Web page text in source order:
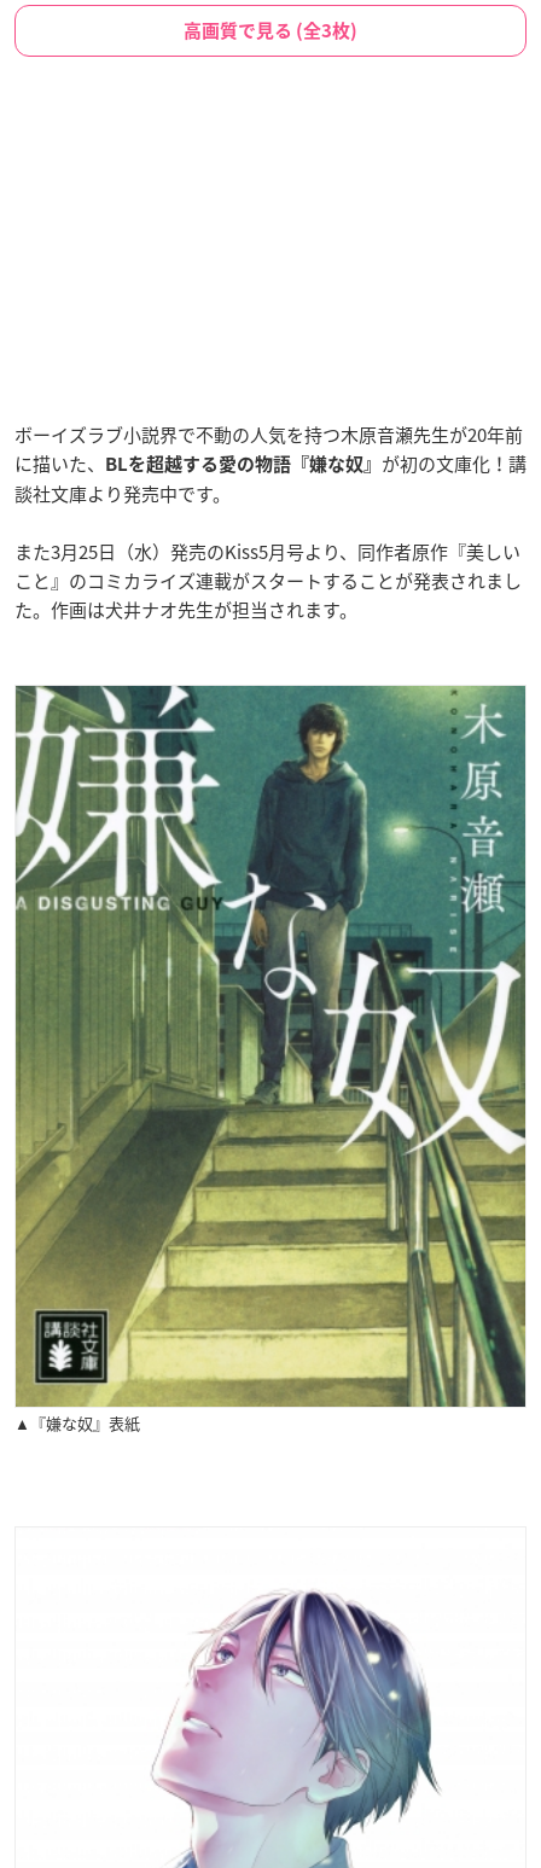
高画質で見る (全3枚)
ボーイズラブ小説界で不動の人気を持つ木原音瀬先生が20年前
に描いた、
BLを超越する愛の物語『嫌な奴』 が初の文庫化！講
談社文庫より発売中です。
また3月25日（水）発売のKiss5月号より、同作者原作『美しい
こと』のコミカライズ連載がスタートすることが発表されまし
た。作画は犬井ナオ先生が担当されます。
▲『嫌な奴』表紙